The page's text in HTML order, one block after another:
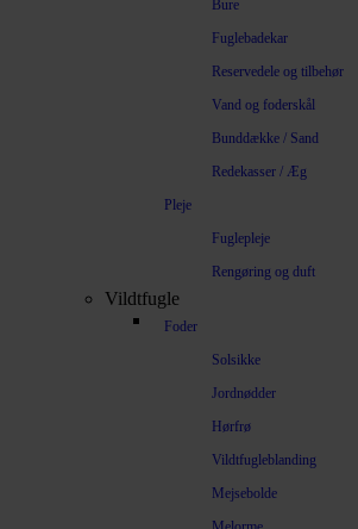
Bure
Fuglebadekar
Reservedele og tilbehør
Vand og foderskål
Bunddække / Sand
Redekasser / Æg
Pleje
Fuglepleje
Rengøring og duft
Vildtfugle
Foder
Solsikke
Jordnødder
Hørfrø
Vildtfugleblanding
Mejsebolde